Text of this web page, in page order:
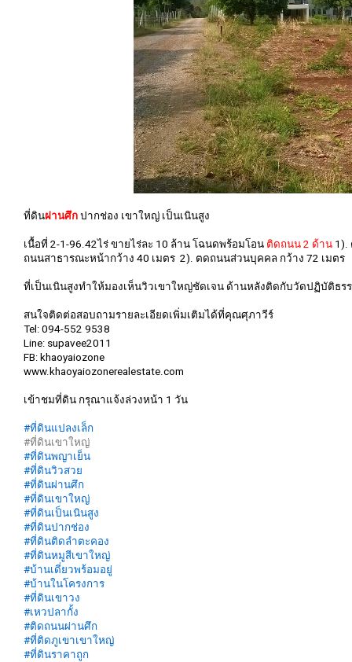
ที่ดินผ่านศึก ปากช่อง เขาใหญ่ เป็นเนินสูง
เนื้อที่ 2-1-96.42ไร่ ขายไร่ละ 10 ล้าน โฉนดพร้อมโอน ติดถนน 2 ด้าน 1).
ถนนสาธารณะหน้ากว้าง 40 เมตร 2). ตดถนนส่วนบุคคล กว้าง 72 เมตร
ที่เป็นเนินสูงทำให้มองเห็นวิวเขาใหญ่ชัดเจน ด้านหลังติดกับวัดปฏิบัติธร
สนใจติดต่อสอบถามรายละเอียดเพิ่มเติมได้ที่คุณศุภาวีร์
Tel: 094-552 9538
Line: supavee2011
FB: khaoyaiozone
www.khaoyaiozonerealestate.com
เข้าชมที่ดิน กรุณาแจ้งล่วงหน้า 1 วัน
#ที่ดินแปลงเล็ก
#ที่ดินเขาใหญ่
#ที่ดินพญาเย็น
#ที่ดินวิวสวย
#ที่ดินผ่านศึก
#ที่ดินเขาใหญ่
#ที่ดินเป็นเนินสูง
#ที่ดินปากช่อง
#ที่ดินติดลำตะคอง
#ที่ดินหมูสีเขาใหญ่
#บ้านเดี่ยวพร้อมอยู่
#บ้านในโครงการ
#ที่ดินเขาวง
#เหวปลากั้ง
#ติดถนนผ่านศึก
#ที่ติดภูเขาเขาใหญ่
#ที่ดินราคาถูก